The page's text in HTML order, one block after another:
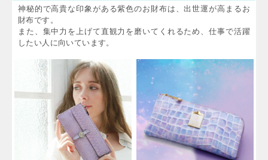
涼しげで知性感じる、凛としたニ
ュアンスカラーの長財布
27,500円(税込)＞＞
幸福感あふれるゴールド金具、上
質パイソン革のふっくら財布
出世運が高まる「パープル」
神秘的で高貴な印象がある紫色のお財布は、出世運が高まるお
財布です。
また、集中力を上げて直観力を磨いてくれるため、仕事で活躍
したい人に向いています。